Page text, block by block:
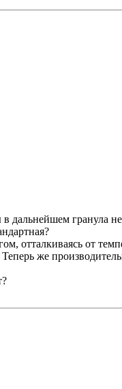
гранула
отталкиваясь от
же